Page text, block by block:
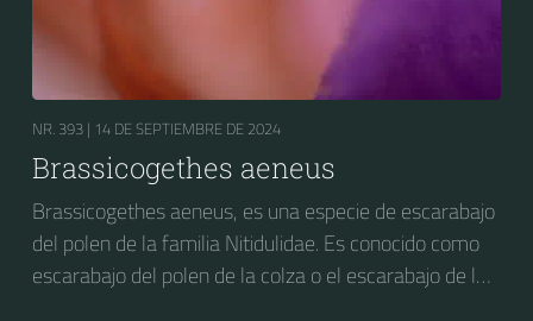
NR. 393 | 14 DE SEPTIEMBRE DE 2024
Brassicogethes aeneus
Brassicogethes aeneus, es una especie de escarabajo
del polen de la familia Nitidulidae. Es conocido como
escarabajo del polen de la colza o el escarabajo de la